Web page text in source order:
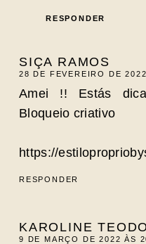
RESPONDER
SIÇA RAMOS
28 DE FEVEREIRO DE
Amei !! Estás
Bloqueio criativo
https://
RESPONDER
KAROLINE
9 DE MARÇO DE 2022 ÀS